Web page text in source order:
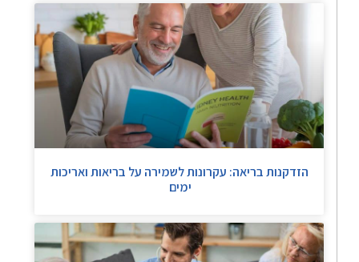
הזדקנות בריאה: עקרונות לשמירה על בריאות ואריכות
ימים